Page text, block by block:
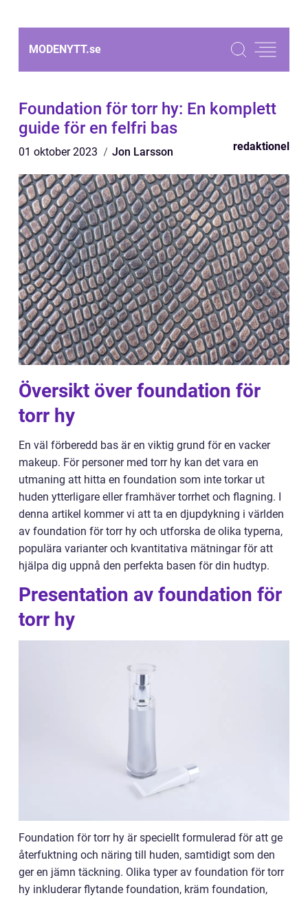
MODENYTT.se
Foundation för torr hy: En komplett
guide för en felfri bas
01 oktober 2023 Jon Larsson redaktionel
Översikt över foundation för
torr hy
En väl förberedd bas är en viktig grund för en vacker
makeup. För personer med torr hy kan det vara en
utmaning att hitta en foundation som inte torkar ut
huden ytterligare eller framhäver torrhet och flagning. I
denna artikel kommer vi att ta en djupdykning i världen
av foundation för torr hy och utforska de olika typerna,
populära varianter och kvantitativa mätningar för att
hjälpa dig uppnå den perfekta basen för din hudtyp.
Presentation av foundation för
torr hy
Foundation för torr hy är speciellt formulerad för att ge
återfuktning och näring till huden, samtidigt som den
ger en jämn täckning. Olika typer av foundation för torr
hy inkluderar flytande foundation, kräm foundation,